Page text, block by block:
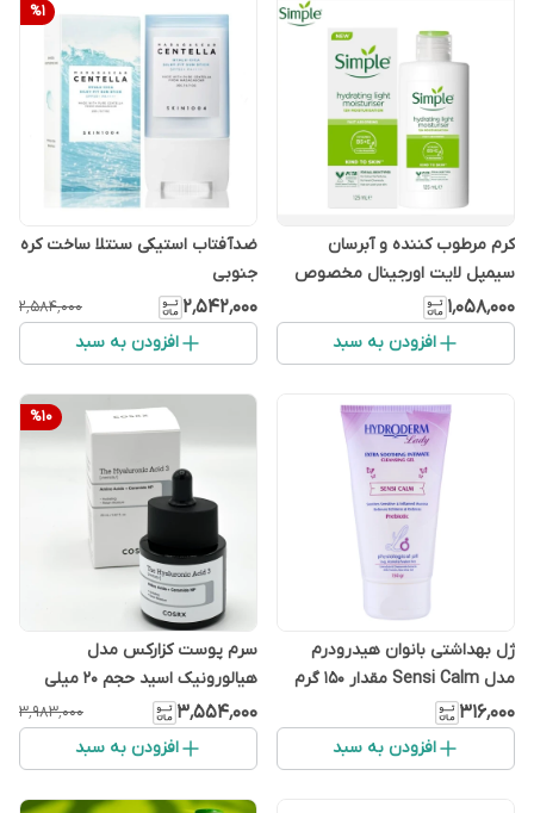
کرم مرطوب کننده و آبرسان
سیمپل لایت اورجینال مخصوص
پوست چرب
۱٬۰۵۸٬۰۰۰
افزودن به سبد
%1
ضدآفتاب استیکی سنتلا ساخت کره
جنوبی
۲٬۵۴۲٬۰۰۰ ۲٬۵۸۴٬۰۰۰
افزودن به سبد
ژل بهداشتی بانوان هیدرودرم
مدل Sensi Calm مقدار 150 گرم
۳۱۶٬۰۰۰
افزودن به سبد
%10
سرم پوست کزارکس مدل
هیالورونیک اسید حجم 20 میلی
لیتر
۳٬۵۵۴٬۰۰۰ ۳٬۹۸۳٬۰۰۰
افزودن به سبد